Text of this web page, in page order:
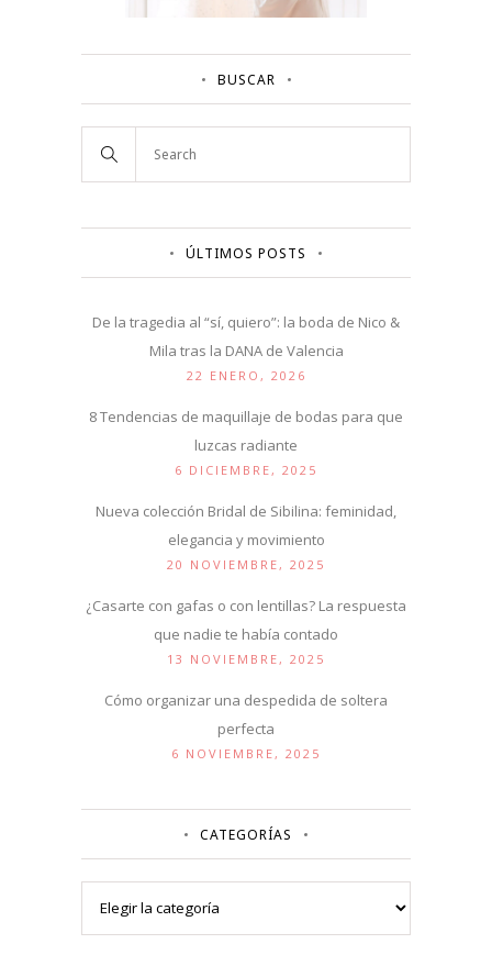
BUSCAR
ÚLTIMOS POSTS
De la tragedia al “sí, quiero”: la boda de Nico &
Mila tras la DANA de Valencia
22 ENERO, 2026
8 Tendencias de maquillaje de bodas para que
luzcas radiante
6 DICIEMBRE, 2025
Nueva colección Bridal de Sibilina: feminidad,
elegancia y movimiento
20 NOVIEMBRE, 2025
¿Casarte con gafas o con lentillas? La respuesta
que nadie te había contado
13 NOVIEMBRE, 2025
Cómo organizar una despedida de soltera
perfecta
6 NOVIEMBRE, 2025
CATEGORÍAS